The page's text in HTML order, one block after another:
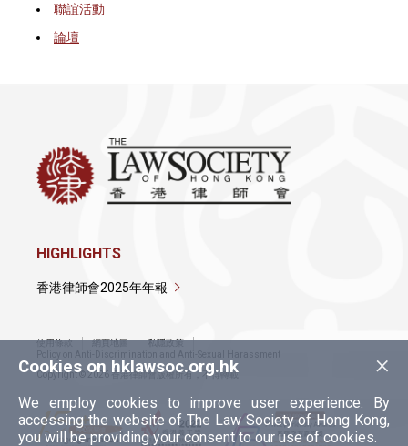
聯誼活動
論壇
×
Cookies on hklawsoc.org.hk
We employ cookies to improve user experience. By
accessing the website of The Law Society of Hong Kong,
you will be providing your consent to our use of cookies.
HIGHLIGHTS
香港律師會2025年年報
使用條款 網頁地圖
私隱政策
Policy on Anti-Discrimination and Anti-Sexual Harassment
Copyright © 2026 香港律師會版權所有，不得轉載